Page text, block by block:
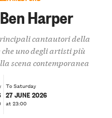
Harper
cantautori della
uno degli artisti più
scena contemporanea
To Saturday
27 JUNE 2026
at 23:00